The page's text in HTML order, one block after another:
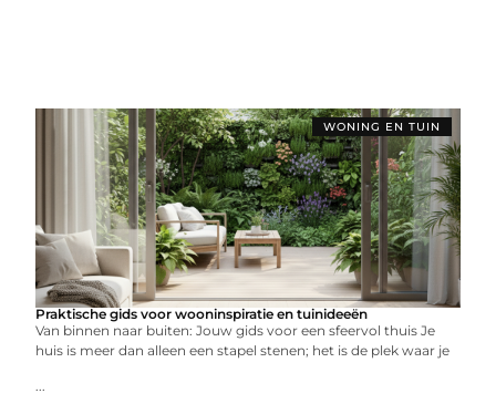
WONING EN TUIN
Praktische gids voor wooninspiratie en tuinideeën
Van binnen naar buiten: Jouw gids voor een sfeervol thuis Je
huis is meer dan alleen een stapel stenen; het is de plek waar je
...